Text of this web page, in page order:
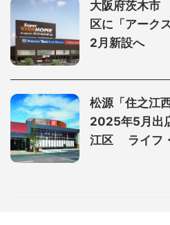
大阪府茨木市
区に「アーク
2月新設へ
松源「住之江
2025年5月
江区 ライフ